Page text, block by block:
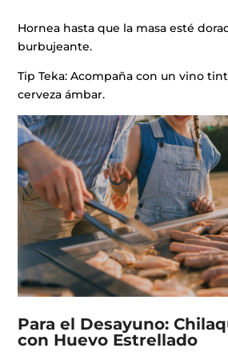
Hornea hasta que la masa esté
burbujeante.
Tip Teka: Acompaña con un vino
cerveza ámbar.
Para el Desayuno:
con Huevo Estrellado